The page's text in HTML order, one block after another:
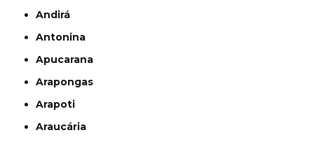
Andirá
Antonina
Apucarana
Arapongas
Arapoti
Araucária